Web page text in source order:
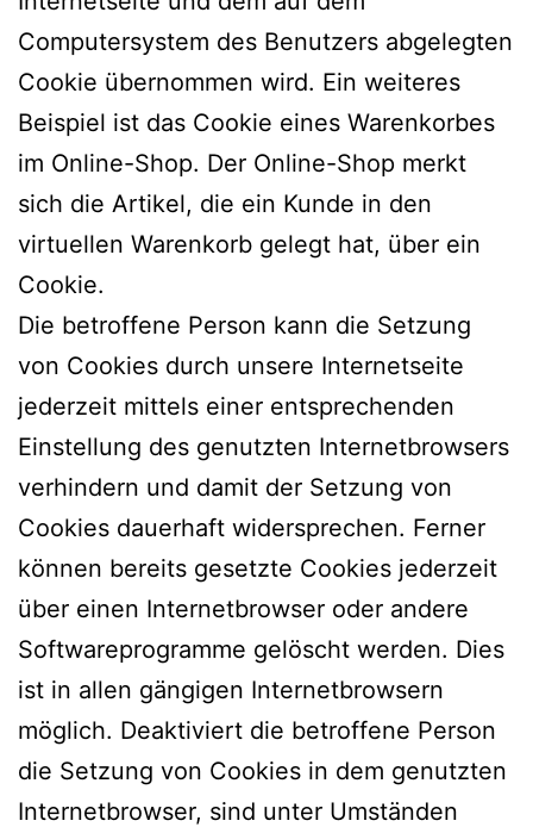
Computersystem des Benutzers abgelegten
Cookie übernommen wird. Ein weiteres
Beispiel ist das Cookie eines Warenkorbes
im Online-Shop. Der Online-Shop merkt
sich die Artikel, die ein Kunde in den
virtuellen Warenkorb gelegt hat, über ein
Cookie.
Die betroffene Person kann die Setzung
von Cookies durch unsere Internetseite
jederzeit mittels einer entsprechenden
Einstellung des genutzten Internetbrowsers
verhindern und damit der Setzung von
Cookies dauerhaft widersprechen. Ferner
können bereits gesetzte Cookies jederzeit
über einen Internetbrowser oder andere
Softwareprogramme gelöscht werden. Dies
ist in allen gängigen Internetbrowsern
möglich. Deaktiviert die betroffene Person
die Setzung von Cookies in dem genutzten
Internetbrowser, sind unter Umständen